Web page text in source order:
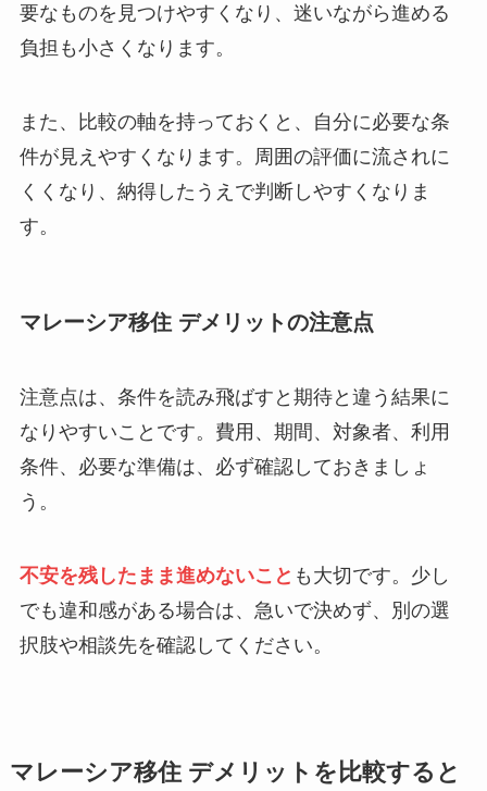
要なものを見つけやすくなり、迷いながら進める
負担も小さくなります。
また、比較の軸を持っておくと、自分に必要な条
件が見えやすくなります。周囲の評価に流されに
くくなり、納得したうえで判断しやすくなりま
す。
マレーシア移住 デメリットの注意点
注意点は、条件を読み飛ばすと期待と違う結果に
なりやすいことです。費用、期間、対象者、利用
条件、必要な準備は、必ず確認しておきましょ
う。
不安を残したまま進めないこと も大切です。少し
でも違和感がある場合は、急いで決めず、別の選
択肢や相談先を確認してください。
マレーシア移住 デメリットを比較すると